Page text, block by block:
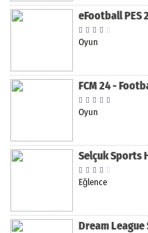
Oyun
Oyun
Eğlence